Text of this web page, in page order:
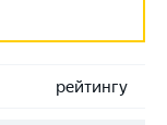
рейтингу